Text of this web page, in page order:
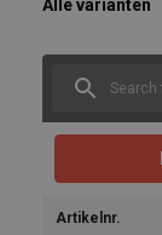
Artikelnr.